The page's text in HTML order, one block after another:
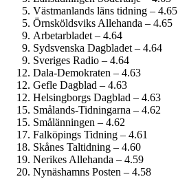
Västmanlands läns tidning – 4.65
Örnsköldsviks Allehanda – 4.65
Arbetarbladet – 4.64
Sydsvenska Dagbladet – 4.64
Sveriges Radio – 4.64
Dala-Demokraten – 4.63
Gefle Dagblad – 4.63
Helsingborgs Dagblad – 4.63
Smålands-Tidningarna – 4.62
Smålänningen – 4.62
Falköpings Tidning – 4.61
Skånes Taltidning – 4.60
Nerikes Allehanda – 4.59
Nynäshamns Posten – 4.58